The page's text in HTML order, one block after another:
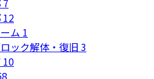
12
ム 1
ック解体・復旧 3
10